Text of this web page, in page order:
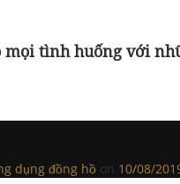
tình huống với
dụng đồng hồ on 10/08/